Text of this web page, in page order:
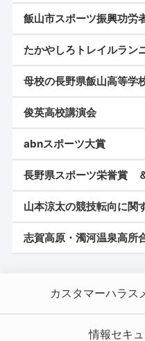
飯山市スポーツ振興功労
たかやしろトレイルラン
母校の長野県飯山高等学
俊英高校講演会
abnスポーツ大賞
長野県スポーツ栄誉賞
山本涼太の競技転向に関
志賀高原・濁河温泉高所
カスタマーハラス
情報セキ